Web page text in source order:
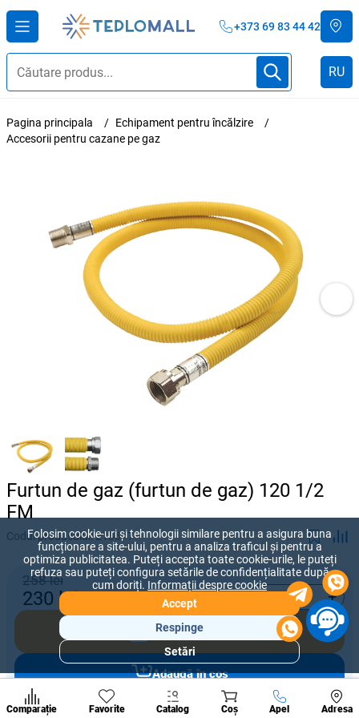
+373 69 83 44 42
RU
Pagina principala
Echipament pentru încălzire
Accesorii pentru cazane pe gaz
Furtun de gaz (furtun de gaz) 120 1/2
FM
Codul produsului:213677
258 lei
230 lei - +
Cumpără acum
Adaugă în coș
Comparație Favorite Catalog Coș Apel Adresa
A suna
Secțiuni
populare
de
Folosim cookie-uri și tehnologii similare pentru a asigura buna
funcționare a site-ului, pentru a analiza traficul și pentru a
optimiza publicitatea. Puteți accepta toate cookie-urile, le puteți
refuza sau puteți configura setările de confidențialitate după
cum doriți. Informații despre cookie
Accept
Respinge
Setări